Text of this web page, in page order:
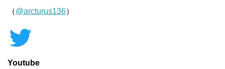
（@arcturus136）
Youtube